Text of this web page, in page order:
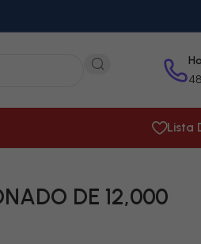
Lista
DE 12,000